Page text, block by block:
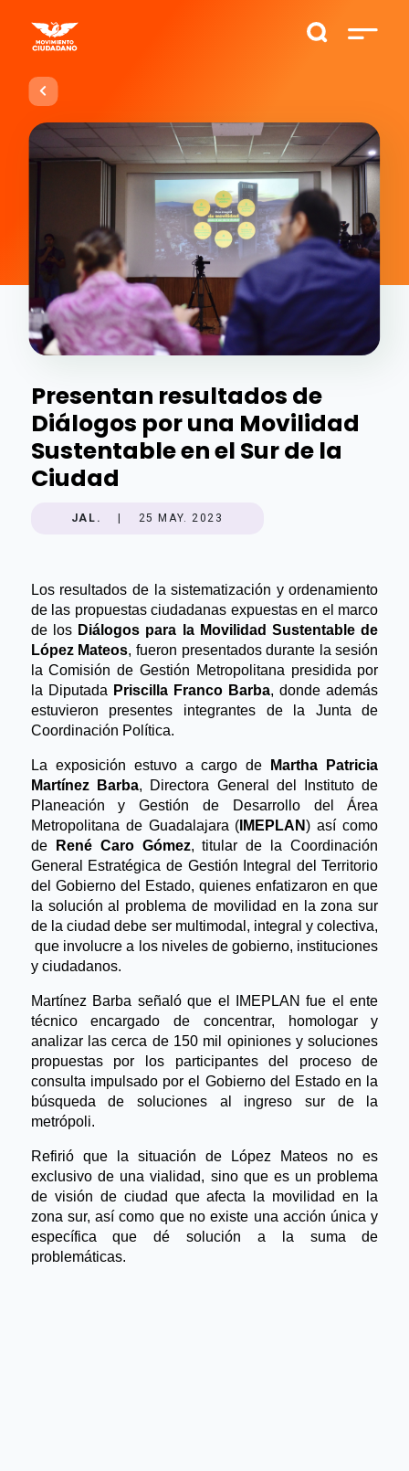
Presentan resultados de
Diálogos por una Movilidad
Sustentable en el Sur de la
Ciudad
JAL. 25 MAY. 2023
Los resultados de la sistematización y ordenamiento
de las propuestas ciudadanas expuestas en el marco
de los Diálogos para la Movilidad Sustentable de
López Mateos, fueron presentados durante la sesión
la Comisión de Gestión Metropolitana presidida por
la Diputada Priscilla Franco Barba, donde además
estuvieron presentes integrantes de la Junta de
Coordinación Política.
La exposición estuvo a cargo de
Martha Patricia
Martínez Barba, Directora General del Instituto de
Planeación y Gestión de Desarrollo del Área
Metropolitana de Guadalajara ( IMEPLAN) así como
deRené Caro Gómez, titular de la Coordinación
General Estratégica de Gestión Integral del Territorio
del Gobierno del Estado, quienes enfatizaron en que
la solución al problema de movilidad en la zona sur
de la ciudad debe ser multimodal, integral y colectiva,
que involucre a los niveles de gobierno, instituciones
y ciudadanos.
Martínez Barba señaló que el IMEPLAN fue el ente
técnico encargado de concentrar, homologar y
analizar las cerca de 150 mil opiniones y soluciones
propuestas por los participantes del proceso de
consulta impulsado por el Gobierno del Estado en la
búsqueda de soluciones al ingreso sur de la
metrópoli.
Refirió que la situación de López Mateos no es
exclusivo de una vialidad, sino que es un problema
de visión de ciudad que afecta la movilidad en la
zona sur, así como que no existe una acción única y
específica que dé solución a la suma de
problemáticas.